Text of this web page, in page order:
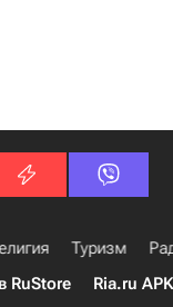
Туризм
RuStore Ria.ru APK